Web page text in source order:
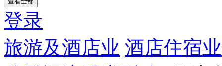
登录
旅游及酒店业 酒店住宿业